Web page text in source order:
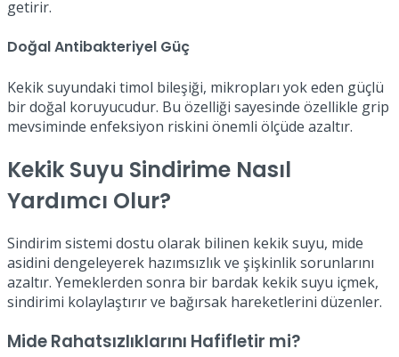
getirir.
Doğal Antibakteriyel Güç
Kekik suyundaki timol bileşiği, mikropları yok eden güçlü
bir doğal koruyucudur. Bu özelliği sayesinde özellikle grip
mevsiminde enfeksiyon riskini önemli ölçüde azaltır.
Kekik Suyu Sindirime Nasıl
Yardımcı Olur?
Sindirim sistemi dostu olarak bilinen kekik suyu, mide
asidini dengeleyerek hazımsızlık ve şişkinlik sorunlarını
azaltır. Yemeklerden sonra bir bardak kekik suyu içmek,
sindirimi kolaylaştırır ve bağırsak hareketlerini düzenler.
Mide Rahatsızlıklarını Hafifletir mi?